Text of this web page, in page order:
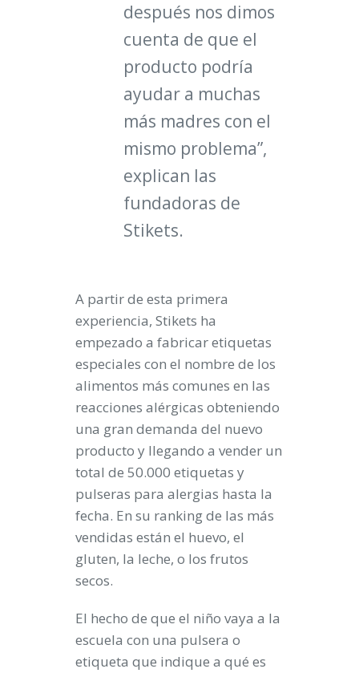
después nos dimos
cuenta de que el
producto podría
ayudar a muchas
más madres con el
mismo problema”,
explican las
fundadoras de
Stikets.
A partir de esta primera
experiencia, Stikets ha
empezado a fabricar etiquetas
especiales con el nombre de los
alimentos más comunes en las
reacciones alérgicas obteniendo
una gran demanda del nuevo
producto y llegando a vender un
total de 50.000 etiquetas y
pulseras para alergias hasta la
fecha. En su ranking de las más
vendidas están el huevo, el
gluten, la leche, o los frutos
secos.
El hecho de que el niño vaya a la
escuela con una pulsera o
etiqueta que indique a qué es